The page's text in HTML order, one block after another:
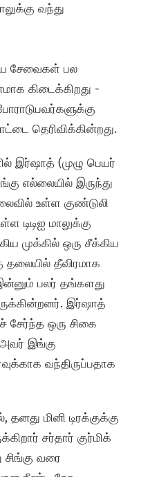
வந்து
சேவைகள் பல
கிடைக்கிறது -
தெரிவிக்கின்றது.
இர்ஷாத் (முழு பெயர்
எல்லையில் இருந்து
உள்ள குண்டுலி
டிடிஐ மாலுக்கு
முக்கில் ஒரு சீக்கிய
தலையில் தீவிரமாக
பலர் தங்களது
இர்ஷாத்
சேர்ந்த ஒரு சிகை
இங்கு
வந்திருப்பதாக
தனது மினி டிரக்குக்கு
சர்தார் குர்மிக்
சிங்கு வரை